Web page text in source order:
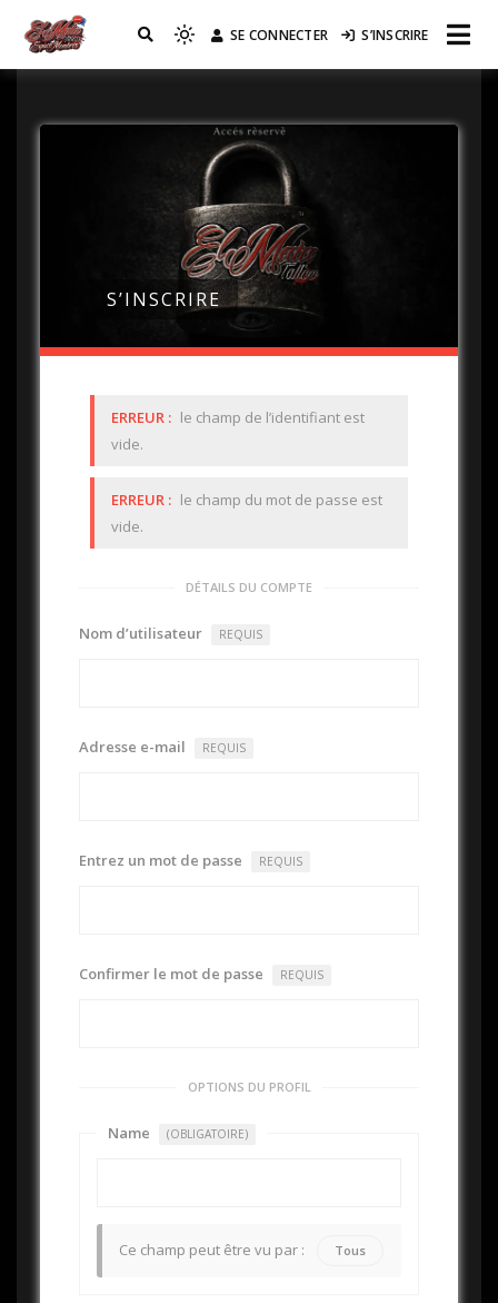
Réseau EL MATA
SE CONNECTER S’INSCRIRE
S’INSCRIRE
ERREUR : le champ de l’identifiant est
vide.
ERREUR : le champ du mot de passe est
vide.
DÉTAILS DU COMPTE
Nom d’utilisateur REQUIS
Adresse e-mail REQUIS
Entrez un mot de passe REQUIS
Confirmer le mot de passe REQUIS
OPTIONS DU PROFIL
Name (OBLIGATOIRE)
Ce champ peut être vu par : Tous